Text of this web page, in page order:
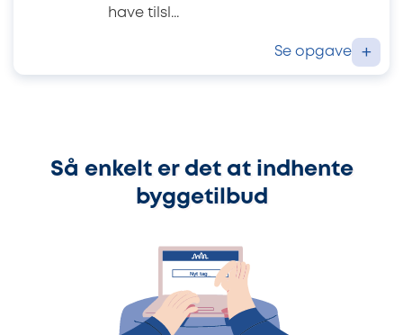
have tilsl...
Se opgave +
Så enkelt er det at indhente
byggetilbud